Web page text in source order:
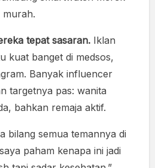
murah.
tepat sasaran. Iklan
kuat banget di medsos,
Banyak influencer
targetnya pas: wanita
bahkan remaja aktif.
bilang semua temannya di
paham kenapa ini jadi